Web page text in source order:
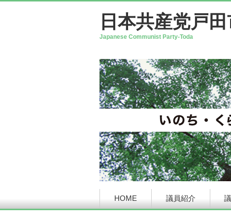
日本共産党戸
Japanese Communist Party-Toda
HOME 議員紹介